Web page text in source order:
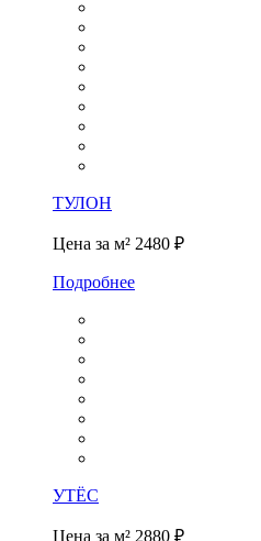
ТУЛОН
Цена за м² 2480 ₽
Подробнее
УТЁС
Цена за м² 2880 ₽